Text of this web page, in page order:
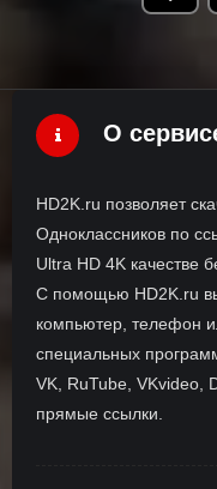
О
HD2K.ru позволяет
Одноклассников по
Ultra HD 4K качестве
С помощью HD2K.ru
компьютер, телефон
специальных
VK, RuTube, VKvideo,
прямые ссылки.